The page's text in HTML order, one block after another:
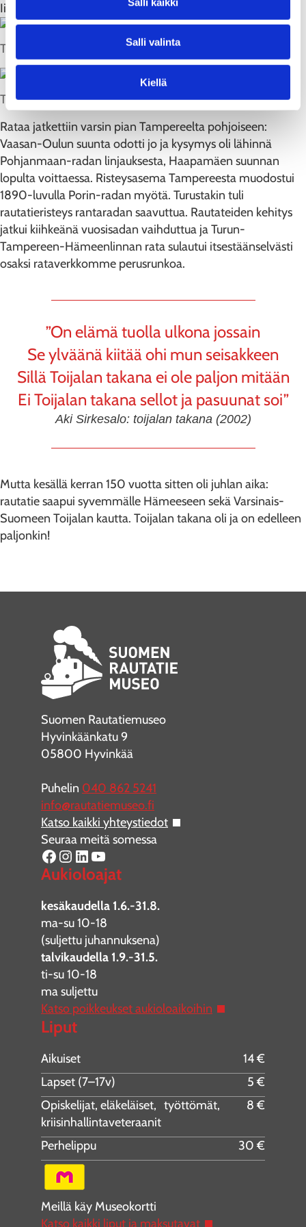
Salli valinta
Kiellä
Iittalan, Kuurilan, Viialan ja Lempäälän!
Turku-Helsinki 1876. Turku-Tampere-Turku 1876.
Turku-Toijala silloisine väliasemineen vuonna 1946.
Rataa jatkettiin varsin pian Tampereelta pohjoiseen:
Vaasan-Oulun suunta odotti jo ja kysymys oli lähinnä
Pohjanmaan-radan linjauksesta, Haapamäen suunnan
lopulta voittaessa. Risteysasema Tampereesta muodostui
1890-luvulla Porin-radan myötä. Turustakin tuli
rautatieristeys rantaradan saavuttua. Rautateiden kehitys
jatkui kiihkeänä vuosisadan vaihduttua ja Turun-
Tampereen-Hämeenlinnan rata sulautui itsestäänselvästi
osaksi rataverkkomme perusrunkoa.
”On elämä tuolla ulkona jossain
Se ylväänä kiitää ohi mun seisakkeen
Sillä Toijalan takana ei ole paljon mitään
Ei Toijalan takana sellot ja pasuunat soi”
Aki Sirkesalo: toijalan takana (2002)
Mutta kesällä kerran 150 vuotta sitten oli juhlan aika:
rautatie saapui syvemmälle Hämeeseen sekä Varsinais-
Suomeen Toijalan kautta. Toijalan takana oli ja on edelleen
paljonkin!
Suomen Rautatiemuseo
Hyvinkäänkatu 9
05800 Hyvinkää
Puhelin 040 862 5241
info@rautatiemuseo.fi
Katso kaikki yhteystiedot
Seuraa meitä somessa
Facebook Instagram LinkedIn YouTube
Aukioloajat
kesäkaudella 1.6.-31.8.
ma-su 10-18
(suljettu juhannuksena)
talvikaudella 1.9.-31.5.
ti-su 10-18
ma suljettu
Katso poikkeukset aukioloaikoihin
Liput
Aikuiset
14 €
Lapset (7–17v)
5 €
Opiskelijat, eläkeläiset, työttömät,
kriisinhallintaveteraanit
8 €
Perhelippu 30 €
Meillä käy Museokortti
Katso kaikki liput ja maksutavat